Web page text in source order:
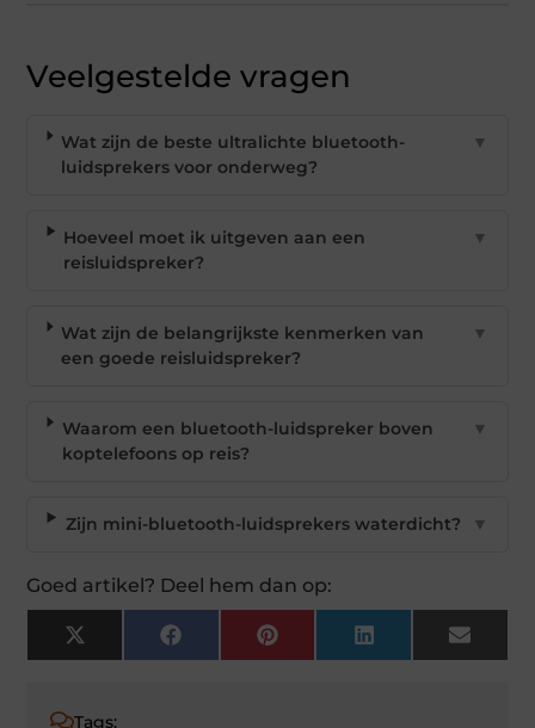
Veelgestelde vragen
Wat zijn de beste ultralichte bluetooth-
luidsprekers voor onderweg?
▼
Hoeveel moet ik uitgeven aan een
reisluidspreker?
▼
Wat zijn de belangrijkste kenmerken van
een goede reisluidspreker?
▼
Waarom een bluetooth-luidspreker boven
koptelefoons op reis?
▼
Zijn mini-bluetooth-luidsprekers waterdicht? ▼
Goed artikel? Deel hem dan op:
X
(Twitter)
Facebook Pinterest LinkedIn Email
Tags: